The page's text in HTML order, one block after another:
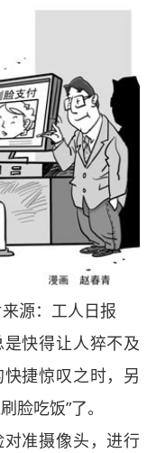
源：工人日报
快得让人猝不及
捷惊叹之时，另
脸吃饭”了。
准摄像头，进行